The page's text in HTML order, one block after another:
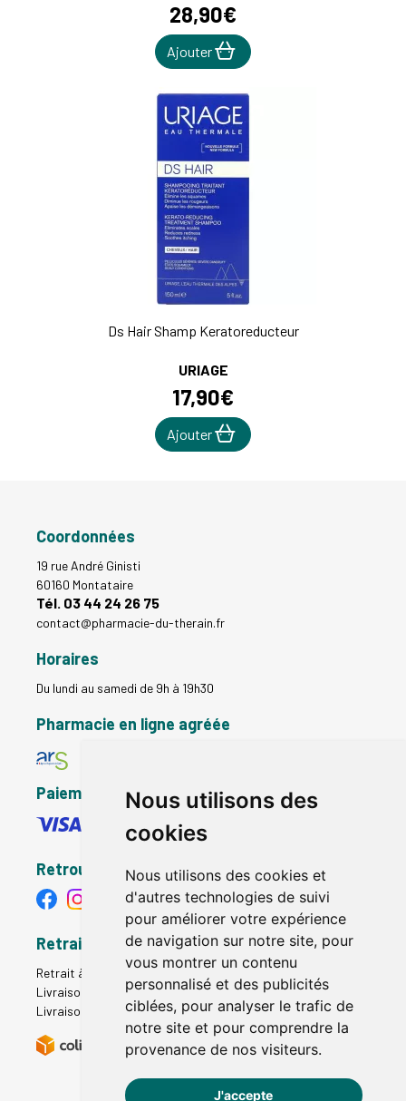
Nous utilisons des
cookies
Nous utilisons des cookies et
d'autres technologies de suivi
pour améliorer votre expérience
de navigation sur notre site, pour
vous montrer un contenu
personnalisé et des publicités
ciblées, pour analyser le trafic de
notre site et pour comprendre la
provenance de nos visiteurs.
J'accepte
28,90€
Ajouter
Ds Hair Shamp Keratoreducteur
URIAGE
17,90€
Ajouter
Coordonnées
19 rue André Ginisti
60160 Montataire
Tél. 03 44 24 26 75
contact@pharmacie-du-therain.fr
Horaires
Du lundi au samedi de 9h à 19h30
Pharmacie en ligne agréée
Paiement sécurisé
Retrouvez-nous
Retrait - Livraison
Retrait à la pharmacie - Click & Collect
Livraison en Point Relais
Livraison à domicile